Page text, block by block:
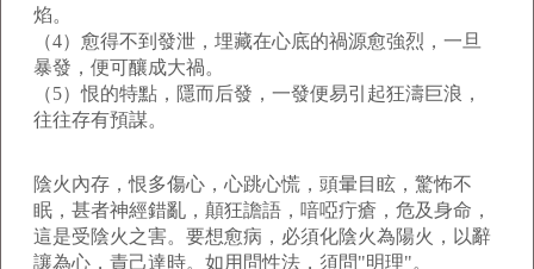
焰。
（4）愈得不到發泄，埋藏在心底的禍源愈強烈，一旦
暴發，便可釀成大禍。
（5）恨的特點，隱而后發，一發便易引起狂濤巨浪，
往往存有預謀。
陰火內存，恨多傷心，心跳心慌，頭暈目眩，驚怖不
眠，甚者神經錯亂，顛狂譫語，喑啞疔瘡，危及身命，
這是受陰火之害。要想愈病，必須化陰火為陽火，以辭
讓為心，責己達時。如用問性法，須問"明理"。